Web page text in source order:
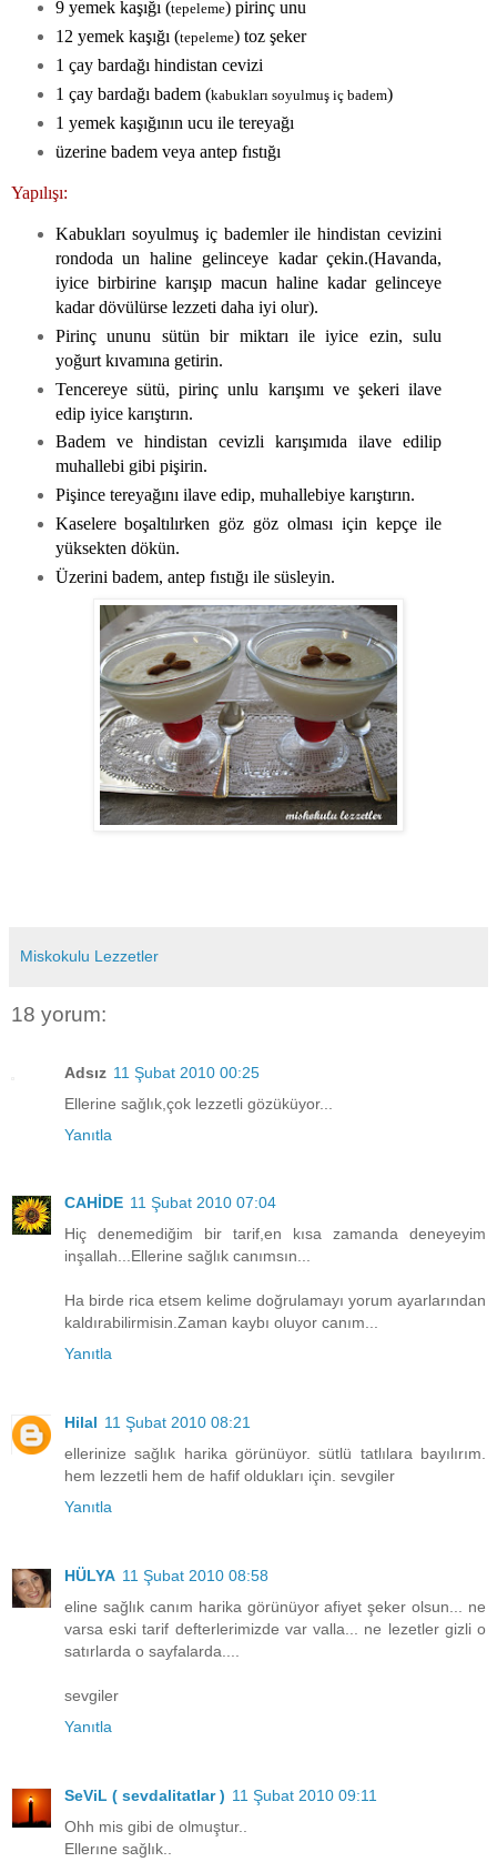
9 yemek kaşığı (tepeleme) pirinç unu
12 yemek kaşığı (tepeleme) toz şeker
1 çay bardağı hindistan cevizi
1 çay bardağı badem (kabukları soyulmuş iç badem)
1 yemek kaşığının ucu ile tereyağı
üzerine badem veya antep fıstığı
Yapılışı:
Kabukları soyulmuş iç bademler ile hindistan cevizini
rondoda un haline gelinceye kadar çekin.(Havanda,
iyice birbirine karışıp macun haline kadar gelinceye
kadar dövülürse lezzeti daha iyi olur).
Pirinç ununu sütün bir miktarı ile iyice ezin, sulu
yoğurt kıvamına getirin.
Tencereye sütü, pirinç unlu karışımı ve şekeri ilave
edip iyice karıştırın.
Badem ve hindistan cevizli karışımıda ilave edilip
muhallebi gibi pişirin.
Pişince tereyağını ilave edip, muhallebiye karıştırın.
Kaselere boşaltılırken göz göz olması için kepçe ile
yüksekten dökün.
Üzerini badem, antep fıstığı ile süsleyin.
Miskokulu Lezzetler
18 yorum:
Adsız 11 Şubat 2010 00:25
Ellerine sağlık,çok lezzetli gözüküyor...
Yanıtla
CAHİDE 11 Şubat 2010 07:04
Hiç denemediğim bir tarif,en kısa zamanda deneyeyim
inşallah...Ellerine sağlık canımsın...
Ha birde rica etsem kelime doğrulamayı yorum ayarlarından
kaldırabilirmisin.Zaman kaybı oluyor canım...
Yanıtla
Hilal 11 Şubat 2010 08:21
ellerinize sağlık harika görünüyor. sütlü tatlılara bayılırım.
hem lezzetli hem de hafif oldukları için. sevgiler
Yanıtla
HÜLYA 11 Şubat 2010 08:58
eline sağlık canım harika görünüyor afiyet şeker olsun... ne
varsa eski tarif defterlerimizde var valla... ne lezetler gizli o
satırlarda o sayfalarda....
sevgiler
Yanıtla
SeViL ( sevdalitatlar ) 11 Şubat 2010 09:11
Ohh mis gibi de olmuştur..
Ellerıne sağlık..